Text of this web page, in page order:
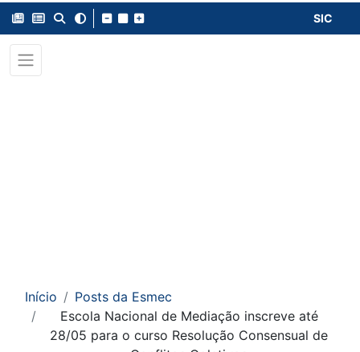
SIC
Início
Posts da Esmec
Escola Nacional de Mediação inscreve até
28/05 para o curso Resolução Consensual de